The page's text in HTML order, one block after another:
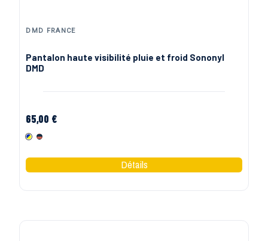
DMD FRANCE
Pantalon haute visibilité pluie et froid Sononyl
DMD
65,00 €
Marine Jaune
Orange / Bleu marine